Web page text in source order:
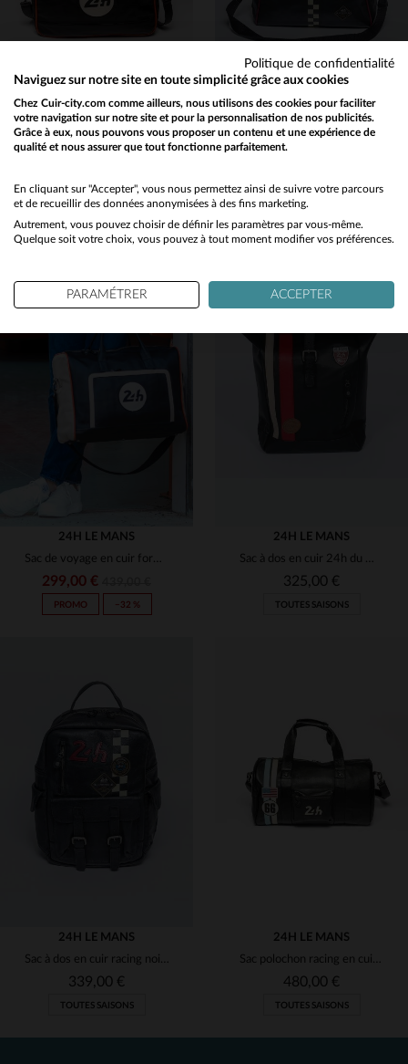
TAILLES DISPONIBLES
24H LE MANS
329,00 €
PROMO −30 %
TAILLES DISPONIBLES
24H LE MANS
TOUTES SAISONS
TAILLES DISPONIBLES
24H LE MANS
Sac de voyage en cuir format 48h noir thème 24h du Mans
299,00 €
PROMO −32 %
TAILLES DISPONIBLES
24H LE MANS
Sac à dos en cuir 24h du Mans 2023
325,00 €
TOUTES SAISONS
24H LE MANS
Sac à dos en cuir racing noir avec damier
339,00 €
TOUTES SAISONS
24H LE MANS
Sac polochon racing en cuir noir
480,00 €
TOUTES SAISONS
Would you like to be redirected to our English site?
No
Yes
Politique de confidentialité
Naviguez sur notre site en toute simplicité grâce aux cookies
Chez Cuir-city.com comme ailleurs, nous utilisons des cookies pour faciliter
votre navigation sur notre site et pour la personnalisation de nos publicités.
Grâce à eux, nous pouvons vous proposer un contenu et une expérience de
qualité et nous assurer que tout fonctionne parfaitement.
En cliquant sur "Accepter", vous nous permettez ainsi de suivre votre parcours
et de recueillir des données anonymisées à des fins marketing.
Autrement, vous pouvez choisir de définir les paramètres par vous-même.
Quelque soit votre choix, vous pouvez à tout moment modifier vos préférences.
PARAMÉTRER ACCEPTER